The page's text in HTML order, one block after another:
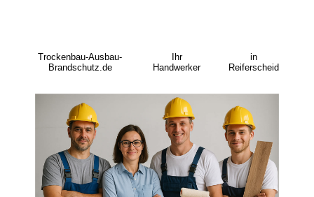
Trockenbau-Ausbau-
Brandschutz.de
Ihr
Handwerker
in
Reiferscheid